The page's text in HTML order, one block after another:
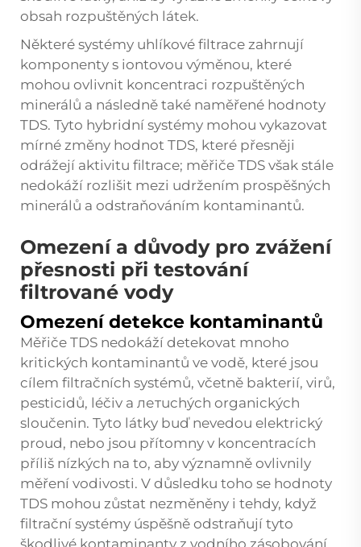
obsah rozpuštěných látek.
Některé systémy uhlíkové filtrace zahrnují
komponenty s iontovou výměnou, které
mohou ovlivnit koncentraci rozpuštěných
minerálů a následně také naměřené hodnoty
TDS. Tyto hybridní systémy mohou vykazovat
mírné změny hodnot TDS, které přesněji
odrážejí aktivitu filtrace; měřiče TDS však stále
nedokáží rozlišit mezi udržením prospěšných
minerálů a odstraňováním kontaminantů.
Omezení a důvody pro zvážení
přesnosti při testování
filtrované vody
Omezení detekce kontaminantů
Měřiče TDS nedokáží detekovat mnoho
kritických kontaminantů ve vodě, které jsou
cílem filtračních systémů, včetně bakterií, virů,
pesticidů, léčiv a летuchých organických
sloučenin. Tyto látky buď nevedou elektrický
proud, nebo jsou přítomny v koncentracích
příliš nízkých na to, aby významně ovlivnily
měření vodivosti. V důsledku toho se hodnoty
TDS mohou zůstat nezměněny i tehdy, když
filtrační systémy úspěšně odstraňují tyto
škodlivé kontaminanty z vodního zásobování.